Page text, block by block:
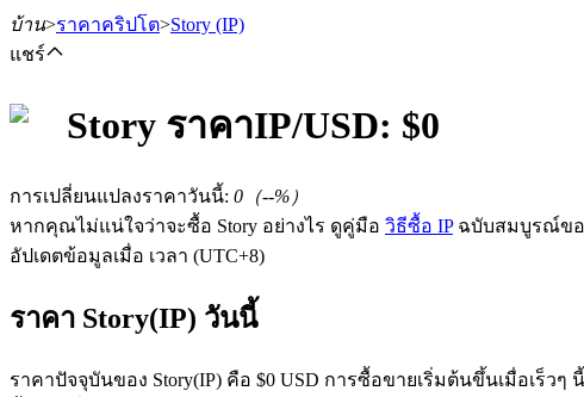
ฟิวเจอร์ส
บ้าน>ราคาคริปโต>Story (IP)
แชร์
Story ราคาIP/USD: $0
การเปลี่ยนแปลงราคาวันนี้: 0 （--%）
หากคุณไม่แน่ใจว่าจะซื้อ Story อย่างไร ดูคู่มือ วิธีซื้อ IPฉบับสมบูรณ์ขอ
อัปเดตข้อมูลเมื่อ เวลา (UTC+8)
ราคา Story(IP) วันนี้
ราคาปัจจุบันของ Story(IP) คือ $0 USD การซื้อขายเริ่มต้นขึ้นเมื่อเร็